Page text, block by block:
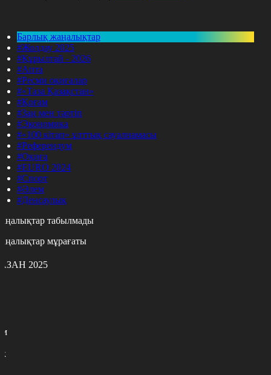
Барлық жаңалықтар
#Жолдау 2025
#Құрылтай - 2026
#Апта
#Ресми оқиғалар
#«Таза Қазақстан»
#Қоғам
#Заң мен тәртіп
#Экономика
#«100 кітап» ұлттық сауалнамасы
#Референдум
#Оқиға
#EURO 2024
#Спорт
#Әлем
#Денсаулық
табылмады
мұрағаты
2025